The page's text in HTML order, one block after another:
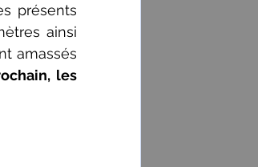
présents
ainsi
amassés
les